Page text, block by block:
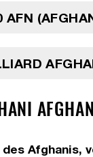
AFN
des